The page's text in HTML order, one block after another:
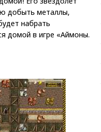
добыть металлы,
набрать
домой в игре «Аймоны.